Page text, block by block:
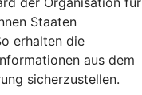
Staaten
erhalten die
aus dem
sicherzustellen.